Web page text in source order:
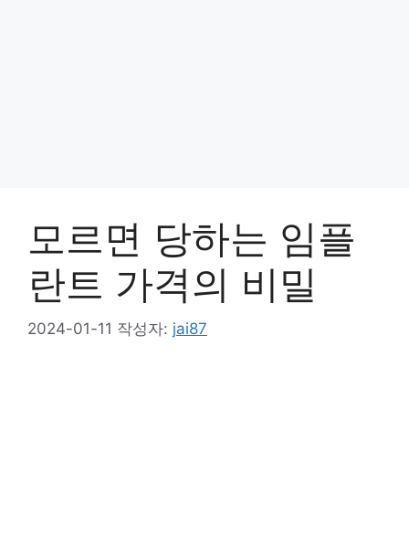
모르면 당하는 임플
란트 가격의 비밀
2024-01-11 작성자: jai87